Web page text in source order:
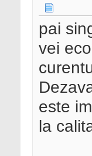
pai
vei
este
la